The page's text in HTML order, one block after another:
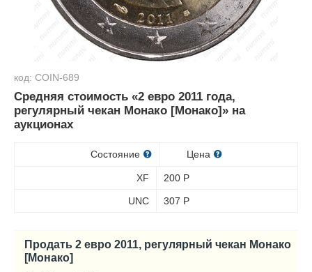
код: COIN-689
Средняя стоимость «2 евро 2011 года,
регулярный чекан Монако [Монако]» на
аукционах
Состояние Цена
XF 200 Р
UNC 307 Р
Продать 2 евро 2011, регулярный чекан Монако
[Монако]